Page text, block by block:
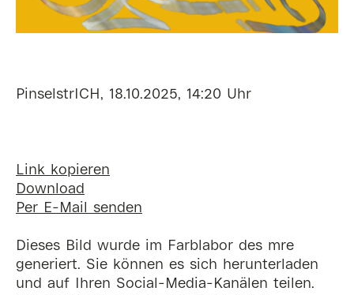
PinselstrICH, 18.10.2025, 14:20 Uhr
Link kopieren
Download
Per E-Mail senden
Dieses Bild wurde im Farblabor des mre
generiert. Sie können es sich herunterladen
und auf Ihren Social-Media-Kanälen teilen.